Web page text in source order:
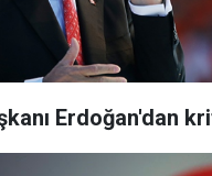
Erdoğan'dan